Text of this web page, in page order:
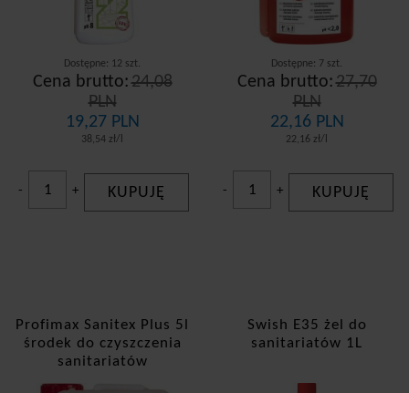
Dostępne: 12 szt.
Cena brutto: 24,08
PLN
19,27 PLN
38,54 zł/l
- + KUPUJĘ
Dostępne: 7 szt.
Cena brutto: 27,70
PLN
22,16 PLN
22,16 zł/l
- + KUPUJĘ
Profimax Sanitex Plus 5l
środek do czyszczenia
sanitariatów
Swish E35 żel do
sanitariatów 1L